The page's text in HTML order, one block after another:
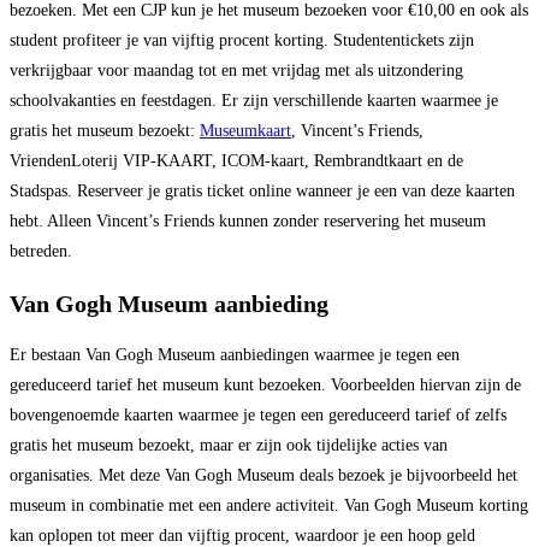
bezoeken. Met een CJP kun je het museum bezoeken voor €10,00 en ook als
student profiteer je van vijftig procent korting. Studententickets zijn
verkrijgbaar voor maandag tot en met vrijdag met als uitzondering
schoolvakanties en feestdagen. Er zijn verschillende kaarten waarmee je
gratis het museum bezoekt: Museumkaart, Vincent’s Friends,
VriendenLoterij VIP-KAART, ICOM-kaart, Rembrandtkaart en de
Stadspas. Reserveer je gratis ticket online wanneer je een van deze kaarten
hebt. Alleen Vincent’s Friends kunnen zonder reservering het museum
betreden.
Van Gogh Museum aanbieding
Er bestaan Van Gogh Museum aanbiedingen waarmee je tegen een
gereduceerd tarief het museum kunt bezoeken. Voorbeelden hiervan zijn de
bovengenoemde kaarten waarmee je tegen een gereduceerd tarief of zelfs
gratis het museum bezoekt, maar er zijn ook tijdelijke acties van
organisaties. Met deze Van Gogh Museum deals bezoek je bijvoorbeeld het
museum in combinatie met een andere activiteit. Van Gogh Museum korting
kan oplopen tot meer dan vijftig procent, waardoor je een hoop geld